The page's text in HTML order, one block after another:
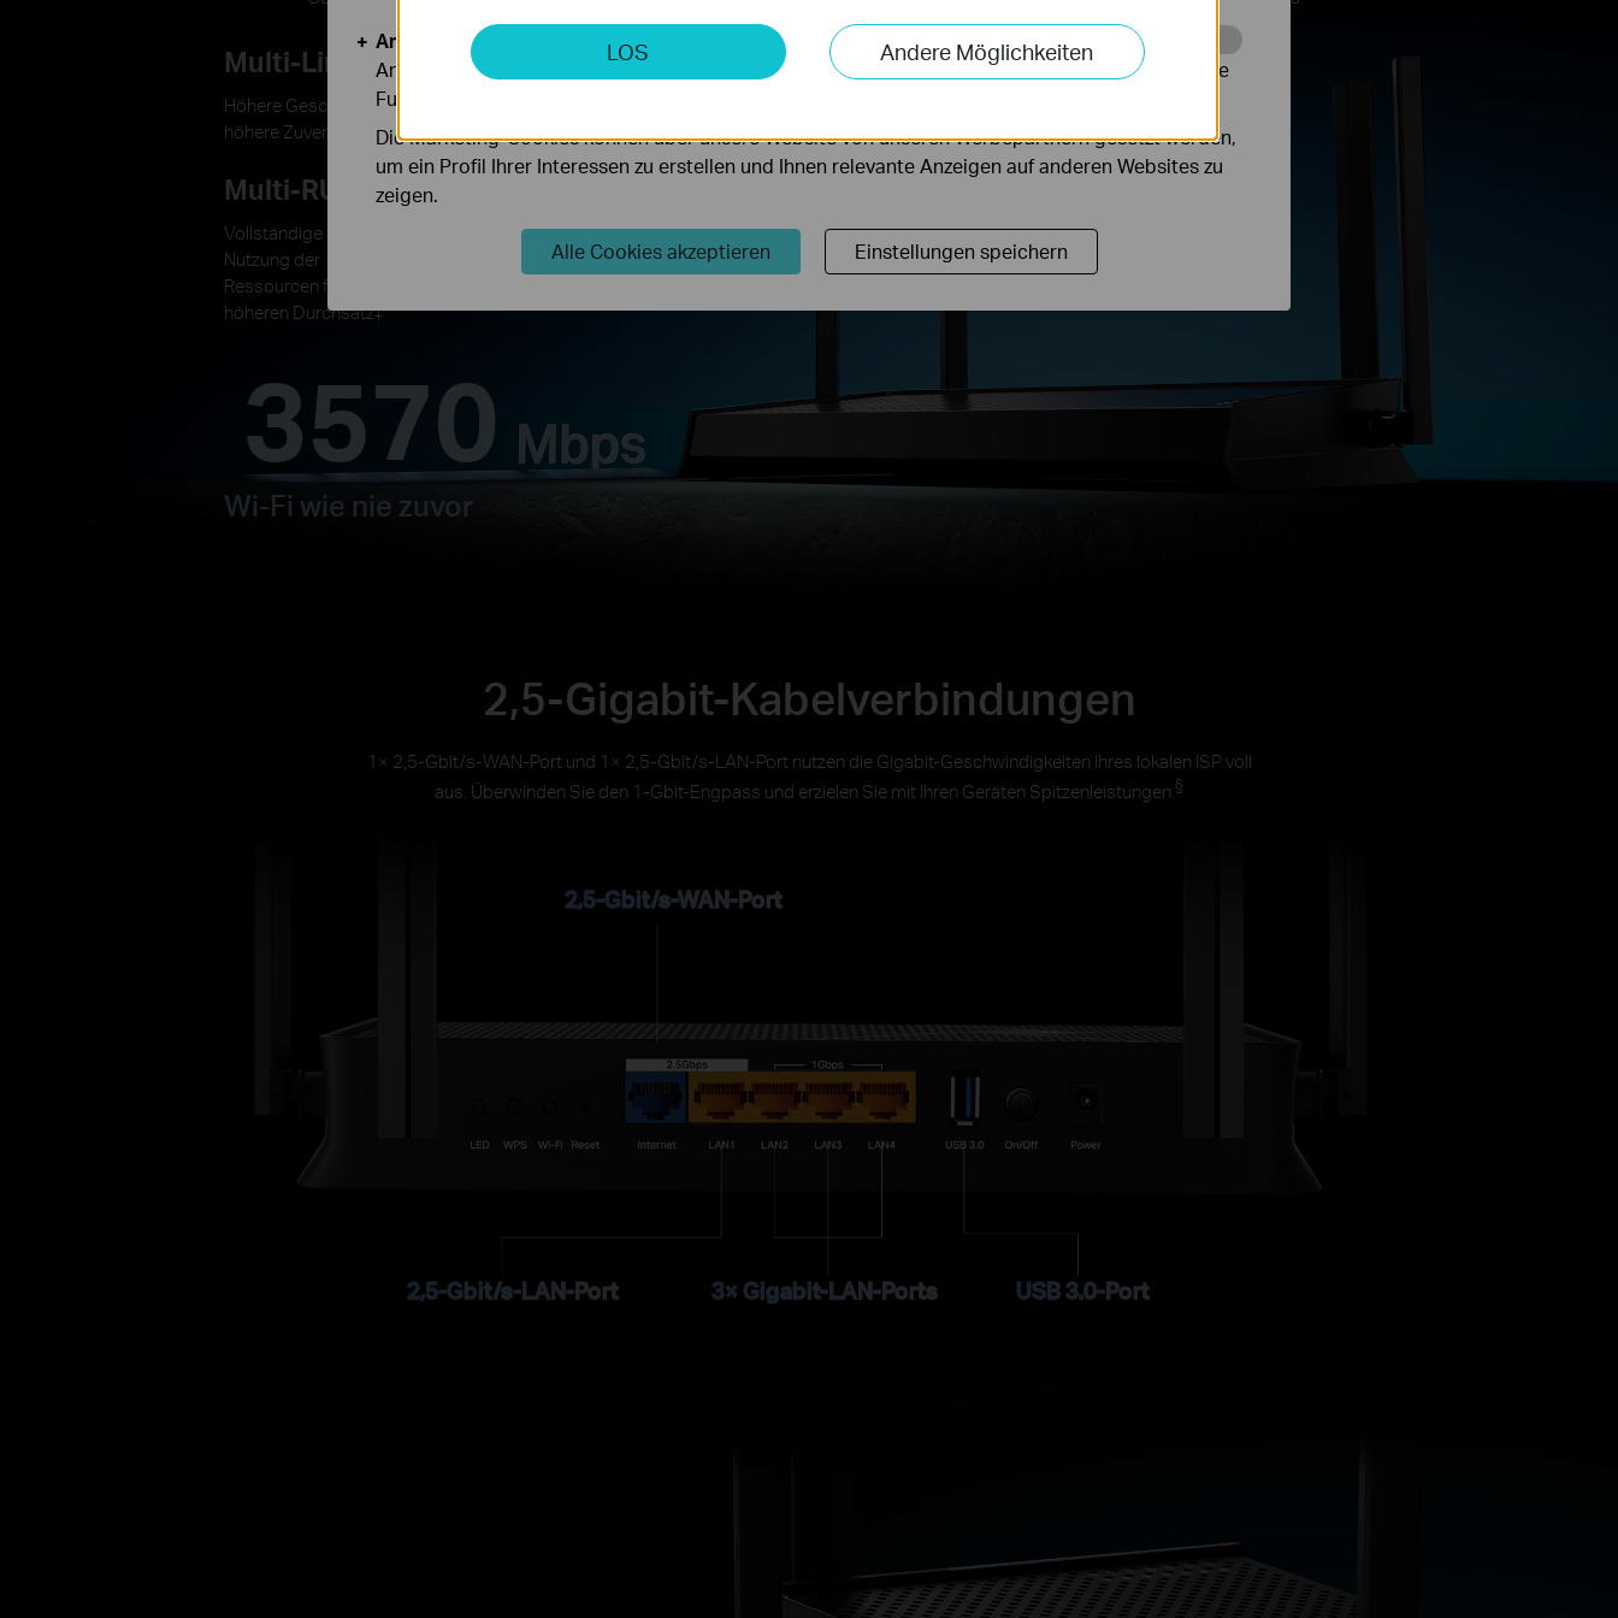
Erfahren Sie mehr über Wi-Fi 7
Multi-Link Operation
Höhere Geschwindigkeit, geringere Latenz,
höhere Zuverlässigkeit.
Multi-RUs
Vollständige
Nutzung der
Ressourcen für
höheren Durchsatz‡
4K-QAM
Packt 120 % mehr
3570
Wi-Fi wie nie zuvor
2,5-Gigabit-Kabelverbindungen
1× 2,5-Gbit/s-WAN-Port und 1× 2,5-Gbit/s-LAN-Port nutzen die Gigabit-Geschwindigkeiten Ihres lokalen ISP voll
aus. Überwinden Sie den 1-Gbit-Engpass und erzielen Sie mit Ihren Geräten Spitzenleistungen. §
2,5-Gbit/s-WAN-Port
2,5-Gbit/s-LAN-Port 3× Gigabit-LAN-Ports USB 3.0-Port
LOS Andere Möglichkeiten
Analyse- und Marketing-Cookies
Analyse-Cookies ermöglichen es uns, Ihre Aktivitäten auf unserer Website zu analysieren, um die
Funktionsweise unserer Website zu verbessern und anzupassen.
Die Marketing-Cookies können über unsere Website von unseren Werbepartnern gesetzt werden,
um ein Profil Ihrer Interessen zu erstellen und Ihnen relevante Anzeigen auf anderen Websites zu
zeigen.
Alle Cookies akzeptieren Einstellungen speichern